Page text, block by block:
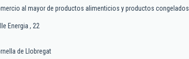
al mayor de productos alimenticios y productos congelados.
Energia , 22
de Llobregat